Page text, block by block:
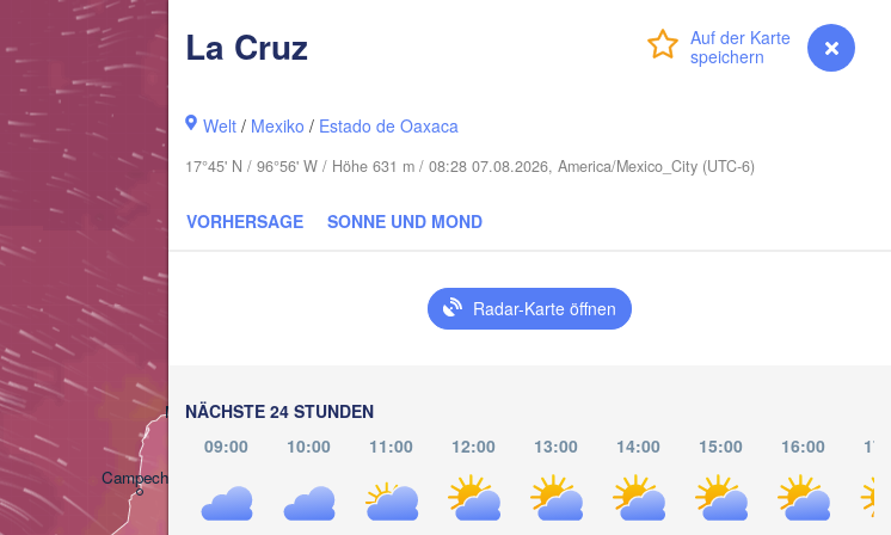
myVentusky Vorhersage
La Cruz
Welt / Mexiko / Estado de Oaxaca
17°45' N / 96°56' W / Höhe 631 m / 08:28 07.08.2026, America/Mexico_City (UTC-6)
VORHERSAGE SONNE UND MOND
Radar-Karte öffnen
NÄCHSTE 24 STUNDEN
09:00
10:00 11:00 12:00 13:00 14:00 15:00 16:00
Campeche
La Habana
Port Saint Lucie
Pinar del Río
Mérida Cancún